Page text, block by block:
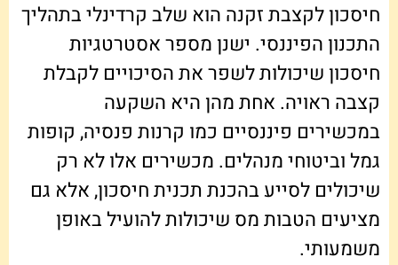
חיסכון לקצבת זקנה הוא שלב קרדינלי בתהליך
התכנון הפיננסי. ישנן מספר אסטרטגיות
חיסכון שיכולות לשפר את הסיכויים לקבלת
קצבה ראויה. אחת מהן היא השקעה
במכשירים פיננסיים כמו קרנות פנסיה, קופות
גמל וביטוחי מנהלים. מכשירים אלו לא רק
שיכולים לסייע בהכנת תכנית חיסכון, אלא גם
מציעים הטבות מס שיכולות להועיל באופן
משמעותי.